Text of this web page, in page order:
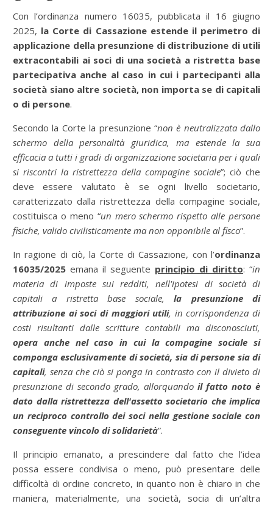
Con l’ordinanza numero 16035, pubblicata il 16 giugno
2025, la Corte di Cassazione estende il perimetro di
applicazione della presunzione di distribuzione di utili
extracontabili ai soci di una società a ristretta base
partecipativa anche al caso in cui i partecipanti alla
società siano altre società, non importa se di capitali
o di persone.
Secondo la Corte la presunzione “non è neutralizzata dallo
schermo della personalità giuridica, ma estende la sua
efficacia a tutti i gradi di organizzazione societaria per i quali
si riscontri la ristrettezza della compagine sociale”; ciò che
deve essere valutato è se ogni livello societario,
caratterizzato dalla ristrettezza della compagine sociale,
costituisca o meno “un mero schermo rispetto alle persone
fisiche, valido civilisticamente ma non opponibile al fisco”.
In ragione di ciò, la Corte di Cassazione, con l’ordinanza
16035/2025 emana il seguente principio di diritto: “in
materia di imposte sui redditi, nell'ipotesi di società di
capitali a ristretta base sociale, la presunzione di
attribuzione ai soci di maggiori utili, in corrispondenza di
costi risultanti dalle scritture contabili ma disconosciuti,
opera anche nel caso in cui la compagine sociale si
componga esclusivamente di società, sia di persone sia di
capitali, senza che ciò si ponga in contrasto con il divieto di
presunzione di secondo grado, allorquando il fatto noto è
dato dalla ristrettezza dell'assetto societario che implica
un reciproco controllo dei soci nella gestione sociale con
conseguente vincolo di solidarietà”.
Il principio emanato, a prescindere dal fatto che l’idea
possa essere condivisa o meno, può presentare delle
difficoltà di ordine concreto, in quanto non è chiaro in che
maniera, materialmente, una società, socia di un’altra